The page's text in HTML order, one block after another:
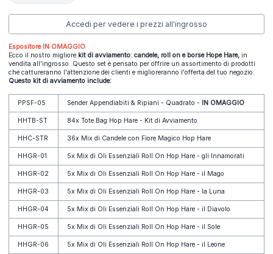
Accedi per vedere i prezzi all'ingrosso
Espositore IN OMAGGIO
Ecco il nostro migliore kit di avviamento: candele, roll on e borse Hope Hare, in
vendita all'ingrosso. Questo set è pensato per offrire un assortimento di prodotti
che cattureranno l'attenzione dei clienti e miglioreranno l'offerta del tuo negozio.
Questo kit di avviamento include:
PPSF-05 Sender Appendiabiti & Ripiani - Quadrato - IN OMAGGIO
HHTB-ST 84x Tote Bag Hop Hare - Kit di Avviamento
HHC-STR 36x Mix di Candele con Fiore Magico Hop Hare
HHGR-01 5x Mix di Oli Essenziali Roll On Hop Hare - gli Innamorati
HHGR-02 5x Mix di Oli Essenziali Roll On Hop Hare - il Mago
HHGR-03 5x Mix di Oli Essenziali Roll On Hop Hare - la Luna
HHGR-04 5x Mix di Oli Essenziali Roll On Hop Hare - il Diavolo
HHGR-05 5x Mix di Oli Essenziali Roll On Hop Hare - il Sole
HHGR-06 5x Mix di Oli Essenziali Roll On Hop Hare - il Leone